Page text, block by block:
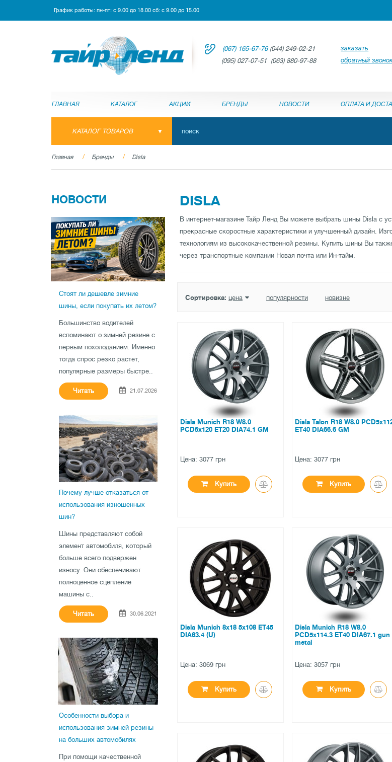
График работы: пн-пт: с 9.00 до 18.00 сб: с 9.00 до 15.00
(067) 165-67-76(044) 249-02-21
(095) 027-07-51 (063) 880-97-88
заказать
обратный
ГЛАВНАЯ КАТАЛОГ АКЦИИ БРЕНДЫ НОВОСТИ ОПЛАТА И
КАТАЛОГ ТОВАРОВ
Главная Бренды Disla
НОВОСТИ
Стоят ли дешевле зимние
шины, если покупать их летом?
Большинство водителей
вспоминают о зимней резине с
первым похолоданием. Именно
тогда спрос резко растет,
популярные размеры быстре..
Читать 21.07.2026
Почему лучше отказаться от
использования изношенных
шин?
Шины представляют собой
элемент автомобиля, который
больше всего подвержен
износу. Они обеспечивают
полноценное сцепление
машины с..
Читать 30.06.2021
Особенности выбора и
использования зимней резины
на больших автомобилях
При помощи качественной
DISLA
В интернет-магазине Тайр Ленд Вы можете выбрать шины Disla с
прекрасные скоростные характеристики и улучшенный дизайн.
технологиям из высококачественной резины. Купить шины Вы
через транспортные компании Новая почта или Ин-тайм.
Сортировка: цена популярности новизне
Disla Munich R18 W8.0
PCD5x120 ET20 DIA74.1 GM
Цена: 3077 грн
Купить
нет в наличии
0 отзывов
Disla Talon R18 W8.0
ET40 DIA66.6 GM
Цена: 3077 грн
Купить
нет в наличии
0 отзывов
Disla Munich 8x18 5x108 ET45
DIA63.4 (U)
Цена: 3069 грн
Купить
нет в наличии
Disla Munich R18 W8.0
PCD5x114.3 ET40 DIA67.1 gun
metal
Цена: 3057 грн
Купить
нет в наличии